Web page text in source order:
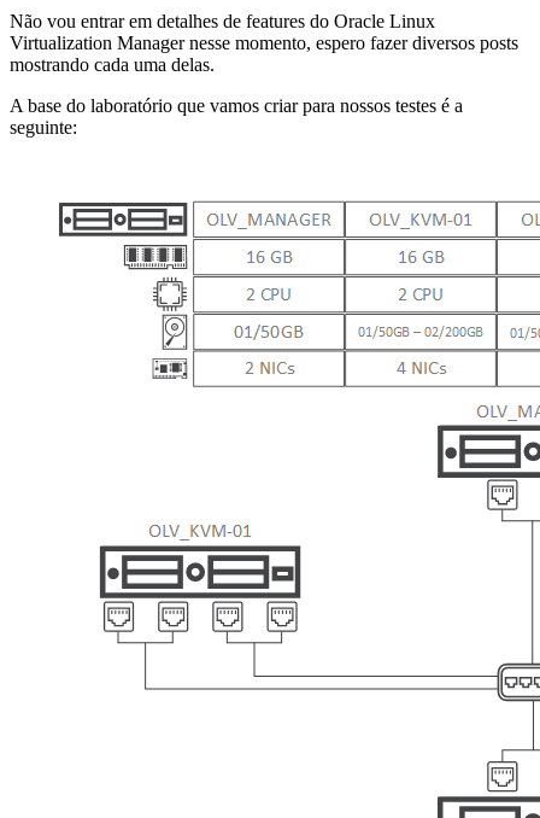
Não vou entrar em detalhes de features do Oracle Linux
Virtualization Manager nesse momento, espero fazer diversos posts
mostrando cada uma delas.
A base do laboratório que vamos criar para nossos testes é a
seguinte: